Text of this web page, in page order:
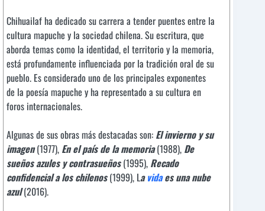
Chihuailaf ha dedicado su carrera a tender puentes entre la
cultura mapuche y la sociedad chilena. Su escritura, que
aborda temas como la identidad, el territorio y la memoria,
está profundamente influenciada por la tradición oral de su
pueblo. Es considerado uno de los principales exponentes
de la poesía mapuche y ha representado a su cultura en
foros internacionales.
Algunas de sus obras más destacadas son: El invierno y su
imagen(1977), En el país de la memoria(1988), De
sueños azules y contrasueños(1995), Recado
confidencial a los chilenos(1999), Lavidaes una nube
azul(2016).